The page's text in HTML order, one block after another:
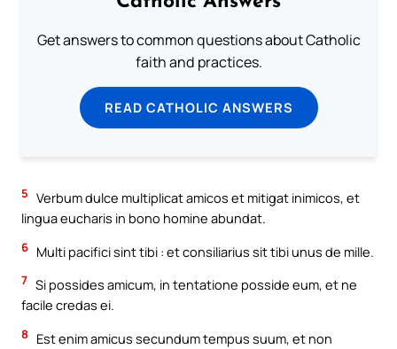
Get answers to common questions about Catholic
faith and practices.
READ CATHOLIC ANSWERS
5 Verbum dulce multiplicat amicos et mitigat inimicos, et
lingua eucharis in bono homine abundat.
6 Multi pacifici sint tibi : et consiliarius sit tibi unus de mille.
7 Si possides amicum, in tentatione posside eum, et ne
facile credas ei.
8
Est enim amicus secundum tempus suum, et non